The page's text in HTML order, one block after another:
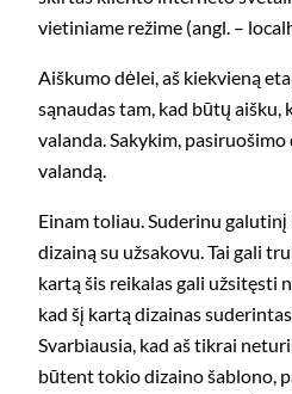
vietiniame režime (angl. –
Aiškumo dėlei, aš kiekvieną
sąnaudas tam, kad būtų aišku,
valanda. Sakykim, pasiruošimo
valandą.
Einam toliau. Suderinu
dizainą su užsakovu. Tai gali
kartą šis reikalas gali užsitęsti
kad šį kartą dizainas
Svarbiausia, kad aš tikrai
būtent tokio dizaino šablono,